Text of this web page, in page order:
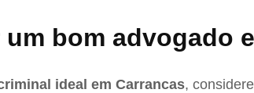
bom advogado
ideal em Carrancas,